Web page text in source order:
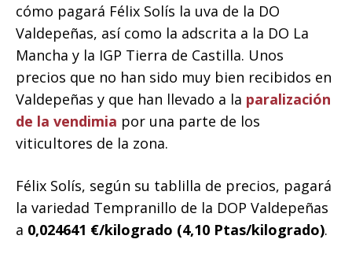
cómo pagará Félix Solís la uva de la DO
Valdepeñas, así como la adscrita a la DO La
Mancha y la IGP Tierra de Castilla. Unos
precios que no han sido muy bien recibidos en
Valdepeñas y que han llevado a la paralización
de la vendimia por una parte de los
viticultores de la zona.
Félix Solís, según su tablilla de precios, pagará
la variedad Tempranillo de la DOP Valdepeñas
a 0,024641 €/kilogrado (4,10 Ptas/kilogrado).